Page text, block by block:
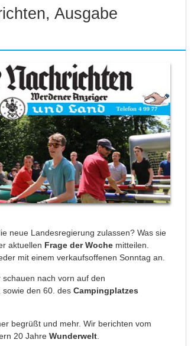
Ausgabe
neue Landesregierung zulassen? Was sie
aktuellen Frage der Woche mitteilen.
mit einem verkaufsoffenen Sonntag an.
nach vorn auf den
sowie den 60. des Campingplatzes
begrüßt und mehr. Wir berichten vom
20 Jahre Wunderwelt.